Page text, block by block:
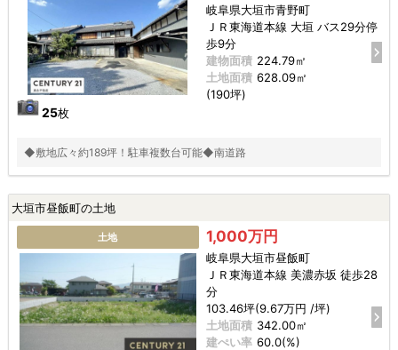
25枚
岐阜県大垣市青野町
ＪＲ東海道本線 大垣 バス29分停
歩9分
建物面積 224.79㎡
土地面積 628.09㎡
(190坪)
◆敷地広々約189坪！駐車複数台可能◆南道路
大垣市昼飯町の土地
土地 1,000万円
岐阜県大垣市昼飯町
ＪＲ東海道本線 美濃赤坂 徒歩28
分
103.46坪(9.67万円 /坪)
土地面積 342.00㎡
建ぺい率 60.0(%)